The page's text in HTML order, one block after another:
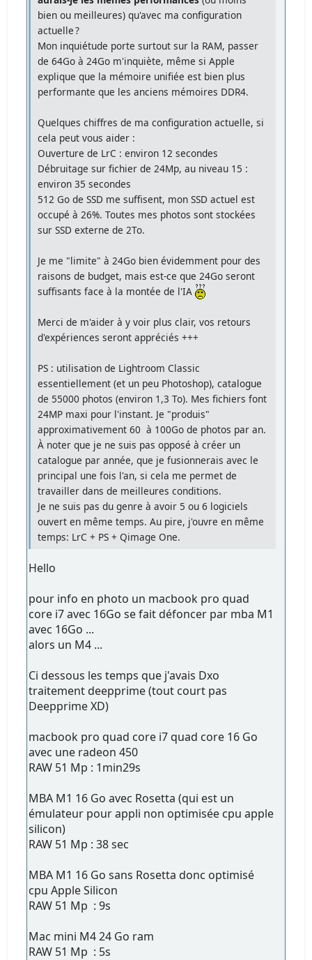
bien ou meilleures) qu'avec ma configuration
actuelle ?
Mon inquiétude porte surtout sur la RAM, passer
de 64Go à 24Go m'inquiète, même si Apple
explique que la mémoire unifiée est bien plus
performante que les anciens mémoires DDR4.
Quelques chiffres de ma configuration actuelle, si
cela peut vous aider :
Ouverture de LrC : environ 12 secondes
Débruitage sur fichier de 24Mp, au niveau 15 :
environ 35 secondes
512 Go de SSD me suffisent, mon SSD actuel est
occupé à 26%. Toutes mes photos sont stockées
sur SSD externe de 2To.
Je me "limite" à 24Go bien évidemment pour des
raisons de budget, mais est-ce que 24Go seront
suffisants face à la montée de l'IA
Merci de m'aider à y voir plus clair, vos retours
d'expériences seront appréciés +++
PS : utilisation de Lightroom Classic
essentiellement (et un peu Photoshop), catalogue
de 55000 photos (environ 1,3 To). Mes fichiers font
24MP maxi pour l'instant. Je "produis"
approximativement 60 à 100Go de photos par an.
À noter que je ne suis pas opposé à créer un
catalogue par année, que je fusionnerais avec le
principal une fois l'an, si cela me permet de
travailler dans de meilleures conditions.
Je ne suis pas du genre à avoir 5 ou 6 logiciels
ouvert en même temps. Au pire, j'ouvre en même
temps: LrC + PS + Qimage One.
Hello
pour info en photo un macbook pro quad
core i7 avec 16Go se fait défoncer par mba M1
avec 16Go ...
alors un M4 ...
Ci dessous les temps que j'avais Dxo
traitement deepprime (tout court pas
Deepprime XD)
macbook pro quad core i7 quad core 16 Go
avec une radeon 450
RAW 51 Mp : 1min29s
MBA M1 16 Go avec Rosetta (qui est un
émulateur pour appli non optimisée cpu apple
silicon)
RAW 51 Mp : 38 sec
MBA M1 16 Go sans Rosetta donc optimisé
cpu Apple Silicon
RAW 51 Mp : 9s
Mac mini M4 24 Go ram
RAW 51 Mp : 5s